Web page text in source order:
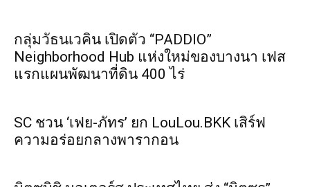
กลุ่มวัธนเวคิน เปิดตัว “PADDIO”
Neighborhood Hub แห่งใหม่ของบางนา เฟส
แรกแผนพัฒนาที่ดิน 400 ไร่
SC ชวน ‘เฟย-ภัทร’ ยก LouLou.BKK เสิร์ฟ
ความอร่อยกลางพารากอน